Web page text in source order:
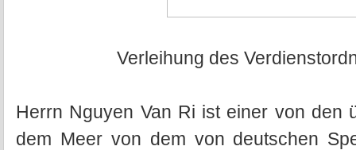
Verleihung des
Herrn Nguyen Van Ri ist einer von den
dem Meer von dem von deutschen